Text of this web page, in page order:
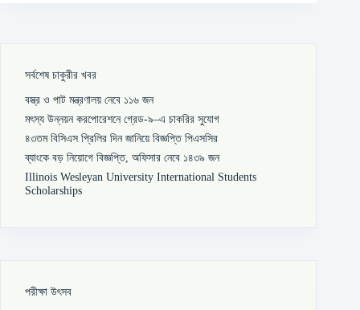
সর্বশেষ চাকুরীর খবর
বস্ত্র ও পাট মন্ত্রণালয় নেবে ১১৬ জন
মৎস্য উন্নয়ন করপোরেশনে গ্রেড-৯–এ চাকরির সুযোগ
৪৩তম বিসিএস প্রিলির দিন জানিয়ে বিজ্ঞপ্তি পিএসসির
ব্যাংকে বড় নিয়োগে বিজ্ঞপ্তি, অফিসার নেবে ১৪৩৯ জন
Illinois Wesleyan University International Students
Scholarships
পরীক্ষা উৎসব